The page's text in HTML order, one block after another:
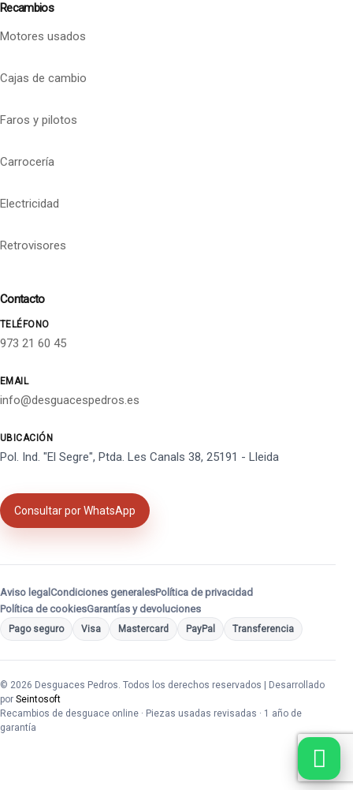
Recambios
Motores usados
Cajas de cambio
Faros y pilotos
Carrocería
Electricidad
Retrovisores
Contacto
TELÉFONO
973 21 60 45
EMAIL
info@desguacespedros.es
UBICACIÓN
Pol. Ind. "El Segre", Ptda. Les Canals 38, 25191 - Lleida
Consultar por WhatsApp
Aviso legal Condiciones generalesPolítica de privacidad
Política de cookiesGarantías y devoluciones
Pago seguro Visa Mastercard PayPal Transferencia
© 2026 Desguaces Pedros. Todos los derechos reservados | Desarrollado
por Seintosoft
Recambios de desguace online · Piezas usadas revisadas · 1 año de
garantía